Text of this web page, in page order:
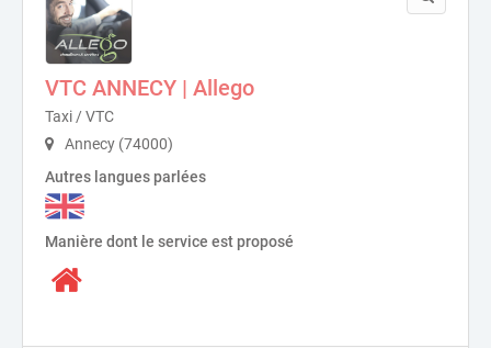
VTC ANNECY | Allego
Taxi / VTC
Annecy (74000)
Autres langues parlées
Manière dont le service est proposé